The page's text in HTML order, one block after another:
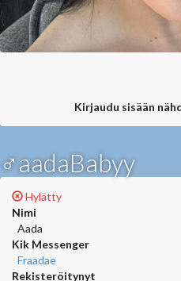
Kirjaudu sisään
♂aadaBabyy
Hylätty
Nimi
Aada
Kik Messenger
Fraadae
Rekisteröitynyt